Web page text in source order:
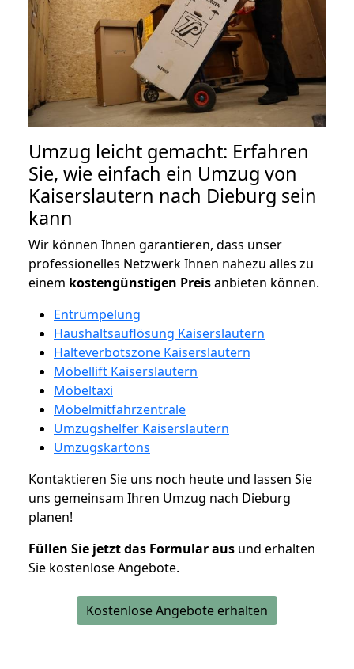
Umzug leicht gemacht: Erfahren
Sie, wie einfach ein Umzug von
Kaiserslautern nach Dieburg sein
kann
Wir können Ihnen garantieren, dass unser
professionelles Netzwerk Ihnen nahezu alles zu
einem kostengünstigen Preisanbieten können.
Entrümpelung
Haushaltsauflösung Kaiserslautern
Halteverbotszone Kaiserslautern
Möbellift Kaiserslautern
Möbeltaxi
Möbelmitfahrzentrale
Umzugshelfer Kaiserslautern
Umzugskartons
Kontaktieren Sie uns noch heute und lassen Sie
uns gemeinsam Ihren Umzug nach Dieburg
planen!
Füllen Sie jetzt das Formular aus und erhalten
Sie kostenlose Angebote.
Kostenlose Angebote erhalten